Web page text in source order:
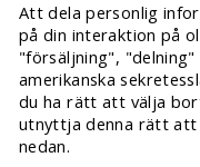
Att dela personlig
på din interaktion på
"försäljning",
amerikanska
du ha rätt att välja
utnyttja denna rätt
nedan.